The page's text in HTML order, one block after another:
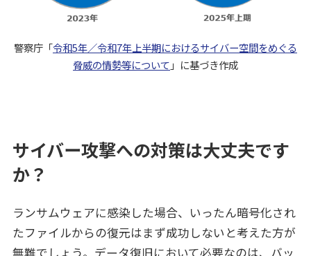
警察庁「令和5年／令和7年上半期におけるサイバー空間をめぐる
脅威の情勢等について 」に基づき作成
サイバー攻撃への対策は大丈夫です
か？
ランサムウェアに感染した場合、いったん暗号化され
たファイルからの復元はまず成功しないと考えた方が
無難でしょう。データ復旧において必要なのは、バッ